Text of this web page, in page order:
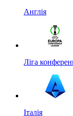
Англія
Ліга
Італія